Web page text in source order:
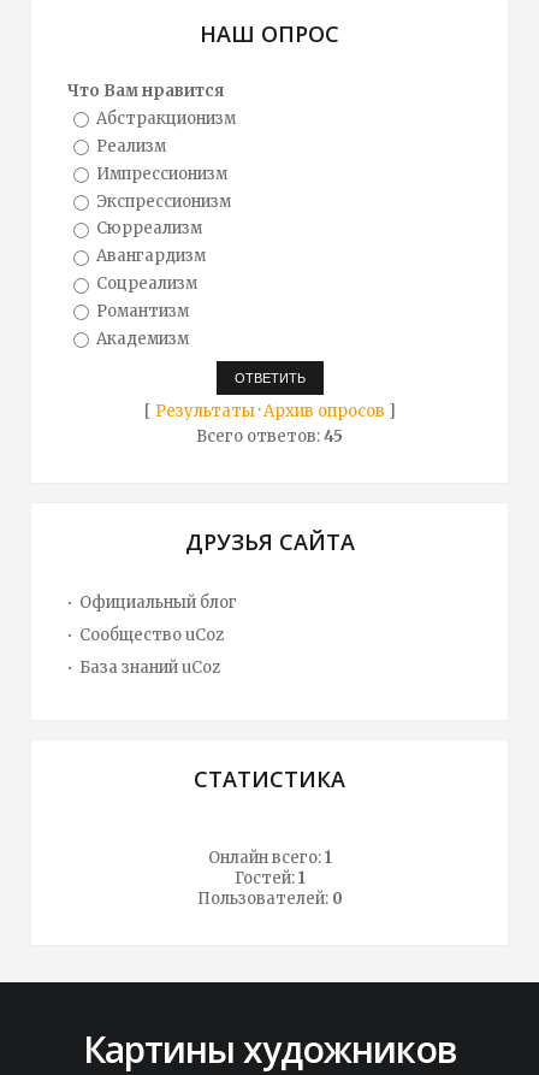
НАШ ОПРОС
Что Вам нравится
Абстракционизм
Реализм
Импрессионизм
Экспрессионизм
Сюрреализм
Авангардизм
Соцреализм
Романтизм
Академизм
[ Результаты·Архив опросов ]
Всего ответов:45
ДРУЗЬЯ САЙТА
Официальный блог
Сообщество uCoz
База знаний uCoz
СТАТИСТИКА
Онлайн всего:1
Гостей:1
Пользователей: 0
Картины художников